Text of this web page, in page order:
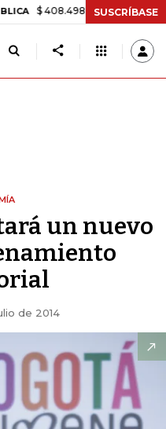
$ 408.498,97 +$ 8.753,81 +2,19%
SUSCRÍBASE
un nuevo
de 2014